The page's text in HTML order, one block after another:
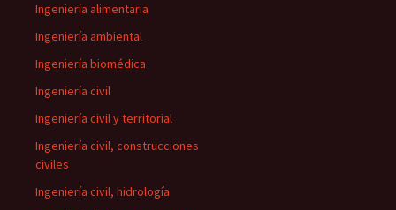
Ingeniería alimentaria
Ingeniería ambiental
Ingeniería biomédica
Ingeniería civil
Ingeniería civil y territorial
Ingeniería civil, construcciones
civiles
Ingeniería civil, hidrología